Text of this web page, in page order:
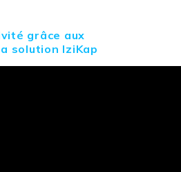
grâce aux
solution IziKap